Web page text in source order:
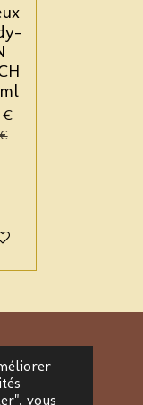
vous
€
au panier